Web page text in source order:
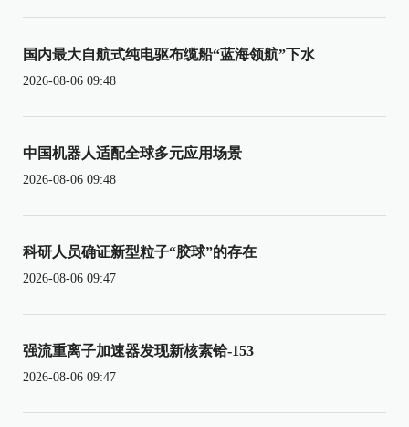
国内最大自航式纯电驱布缆船“蓝海领航”下水
2026-08-06 09:48
中国机器人适配全球多元应用场景
2026-08-06 09:48
科研人员确证新型粒子“胶球”的存在
2026-08-06 09:47
强流重离子加速器发现新核素铪-153
2026-08-06 09:47